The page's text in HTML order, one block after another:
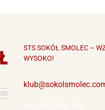
STS SOKÓŁ SMOLEC –
WYSOKO!